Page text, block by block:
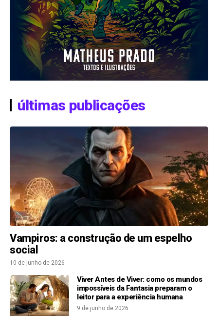
últimas publicações
Vampiros: a construção de um espelho
social
10 de junho de 2026
Viver Antes de Viver: como os mundos
impossíveis da Fantasia preparam o
leitor para a experiência humana
9 de junho de 2026